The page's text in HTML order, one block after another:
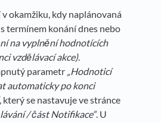
okamžiku, kdy naplánovaná
termínem konání dnes nebo
na vyplnění hodnotících
vzdělávací akce).
parametr „Hodnoticí
automaticky po konci
, který se nastavuje ve stránce
/ část Notifikace“. U